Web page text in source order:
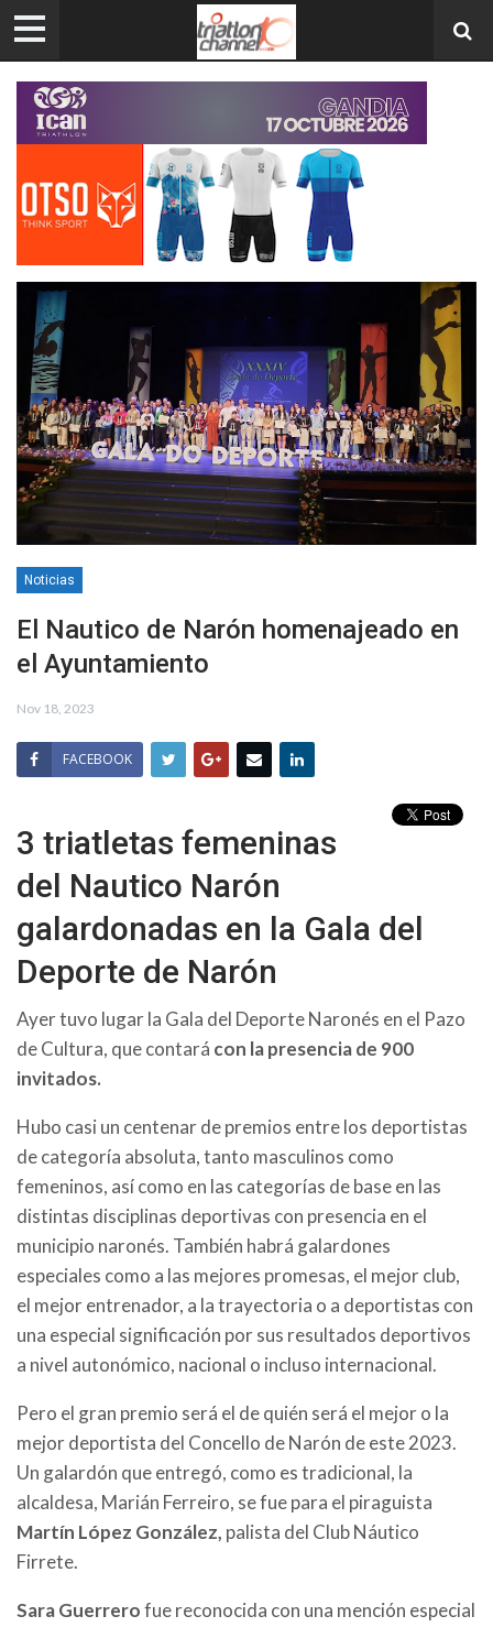
Noticias
El Nautico de Narón homenajeado en
el Ayuntamiento
Nov 18, 2023
FACEBOOK
3 triatletas femeninas
del Nautico Narón
galardonadas en la Gala del
Deporte de Narón
Ayer tuvo lugar la Gala del Deporte Naronés en el Pazo
de Cultura, que contará con la presencia de 900
invitados.
Hubo casi un centenar de premios entre los deportistas
de categoría absoluta, tanto masculinos como
femeninos, así como en las categorías de base en las
distintas disciplinas deportivas con presencia en el
municipio naronés. También habrá galardones
especiales como a las mejores promesas, el mejor club,
el mejor entrenador, a la trayectoria o a deportistas con
una especial significación por sus resultados deportivos
a nivel autonómico, nacional o incluso internacional.
Pero el gran premio será el de quién será el mejor o la
mejor deportista del Concello de Narón de este 2023.
Un galardón que entregó, como es tradicional, la
alcaldesa, Marián Ferreiro, se fue para el piraguista
Martín López González, palista del Club Náutico
Firrete.
Sara Guerrerofue reconocida con una mención especial